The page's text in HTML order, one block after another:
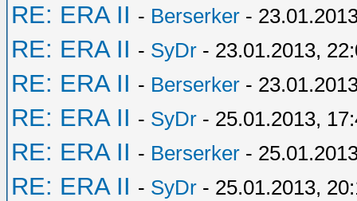
RE: ERA II - Berserker -
RE: ERA II - SyDr - 23.01.2013,
RE: ERA II - Berserker -
RE: ERA II - SyDr - 25.01.2013,
RE: ERA II - Berserker -
RE: ERA II - SyDr - 25.01.2013,